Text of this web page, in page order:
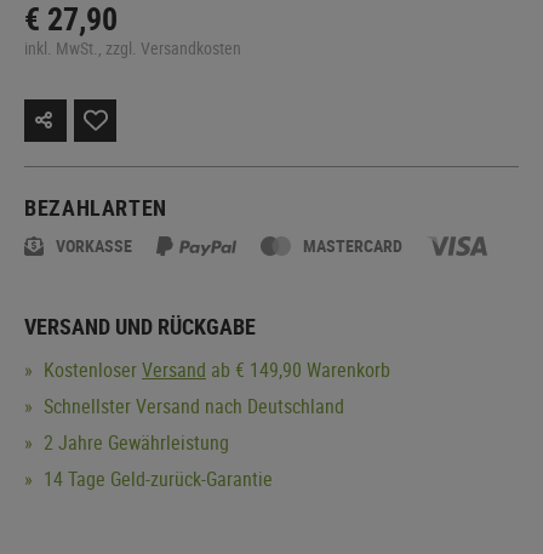
€ 27,90
inkl. MwSt., zzgl. Versandkosten
BEZAHLARTEN
VORKASSE MASTERCARD
VERSAND UND RÜCKGABE
KostenloserVersand ab € 149,90 Warenkorb
Schnellster Versand nach Deutschland
2 Jahre Gewährleistung
14 Tage Geld-zurück-Garantie